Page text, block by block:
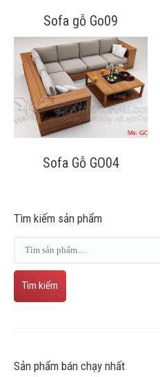
Sofa gỗ Go09
Sofa Gỗ GO04
Tìm kiếm sản phẩm
Tìm kiếm
Sản phẩm bán chạy nhất